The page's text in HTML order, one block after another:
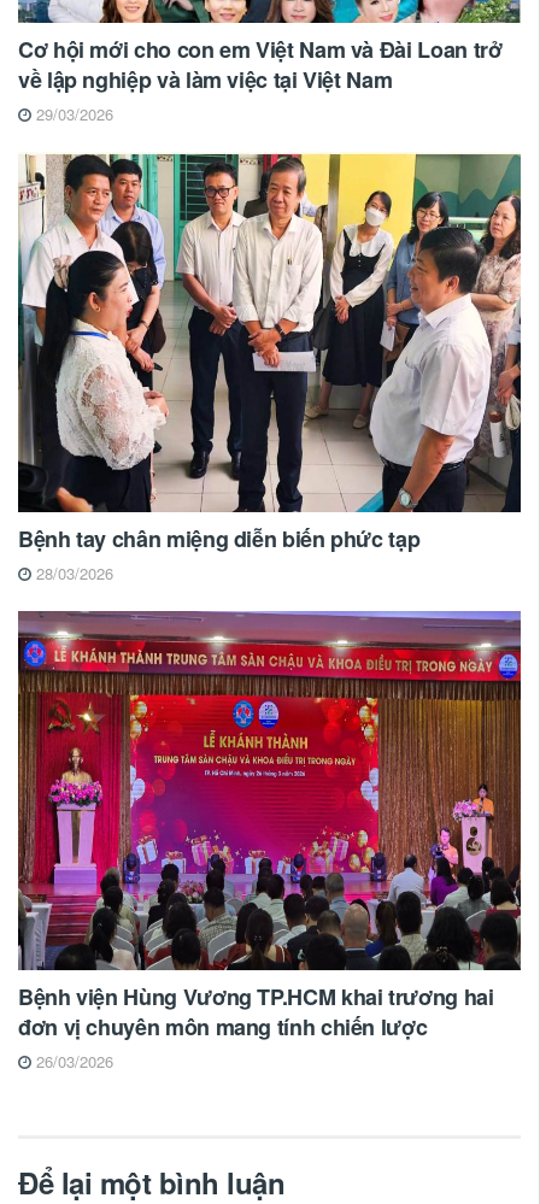
Cơ hội mới cho con em Việt Nam và Đài Loan trở
về lập nghiệp và làm việc tại Việt Nam
29/03/2026
Bệnh tay chân miệng diễn biến phức tạp
28/03/2026
Bệnh viện Hùng Vương TP.HCM khai trương hai
đơn vị chuyên môn mang tính chiến lược
26/03/2026
Để lại một bình luận